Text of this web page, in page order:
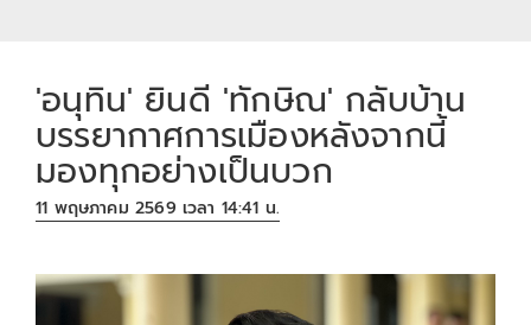
'อนุทิน' ยินดี 'ทักษิณ' กลับบ้าน
บรรยากาศการเมืองหลังจากนี้
มองทุกอย่างเป็นบวก
11 พฤษภาคม 2569 เวลา 14:41 น.